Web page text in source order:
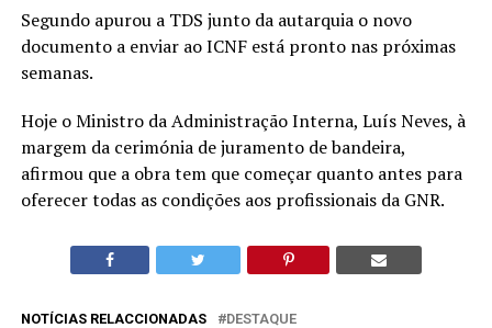
Segundo apurou a TDS junto da autarquia o novo
documento a enviar ao ICNF está pronto nas próximas
semanas.
Hoje o Ministro da Administração Interna, Luís Neves, à
margem da cerimónia de juramento de bandeira,
afirmou que a obra tem que começar quanto antes para
oferecer todas as condições aos profissionais da GNR.
NOTÍCIAS RELACCIONADAS DESTAQUE